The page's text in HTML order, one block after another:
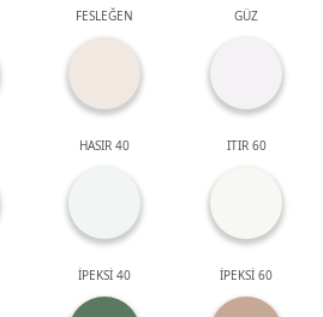
FESLEĞEN GÜZ
HASIR 40 ITIR 60
İPEKSİ 40 İPEKSİ 60